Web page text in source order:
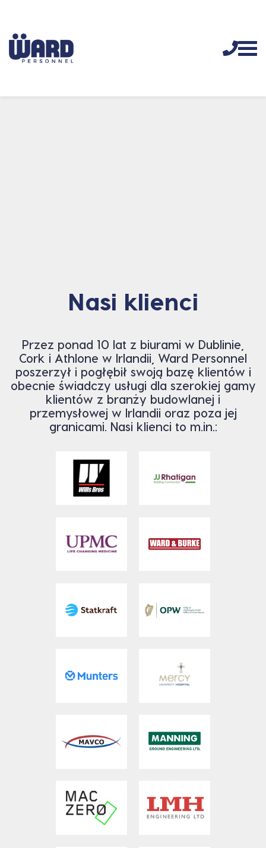
Nasi klienci
Przez ponad 10 lat z biurami w Dublinie,
Cork i Athlone w Irlandii, Ward Personnel
poszerzył i pogłębił swoją bazę klientów i
obecnie świadczy usługi dla szerokiej gamy
klientów z branży budowlanej i
przemysłowej w Irlandii oraz poza jej
granicami. Nasi klienci to m.in.: